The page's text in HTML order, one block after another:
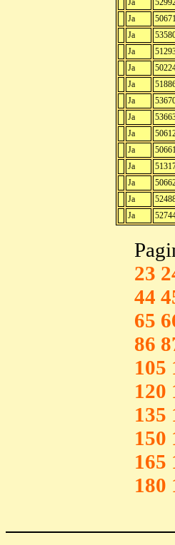
Ja
Ja
Ja
Ja
Ja
Ja
Ja
Ja
Ja
Ja
Ja
Ja
Ja
Ja
23
44
65
86
105
120
135
150
165
180